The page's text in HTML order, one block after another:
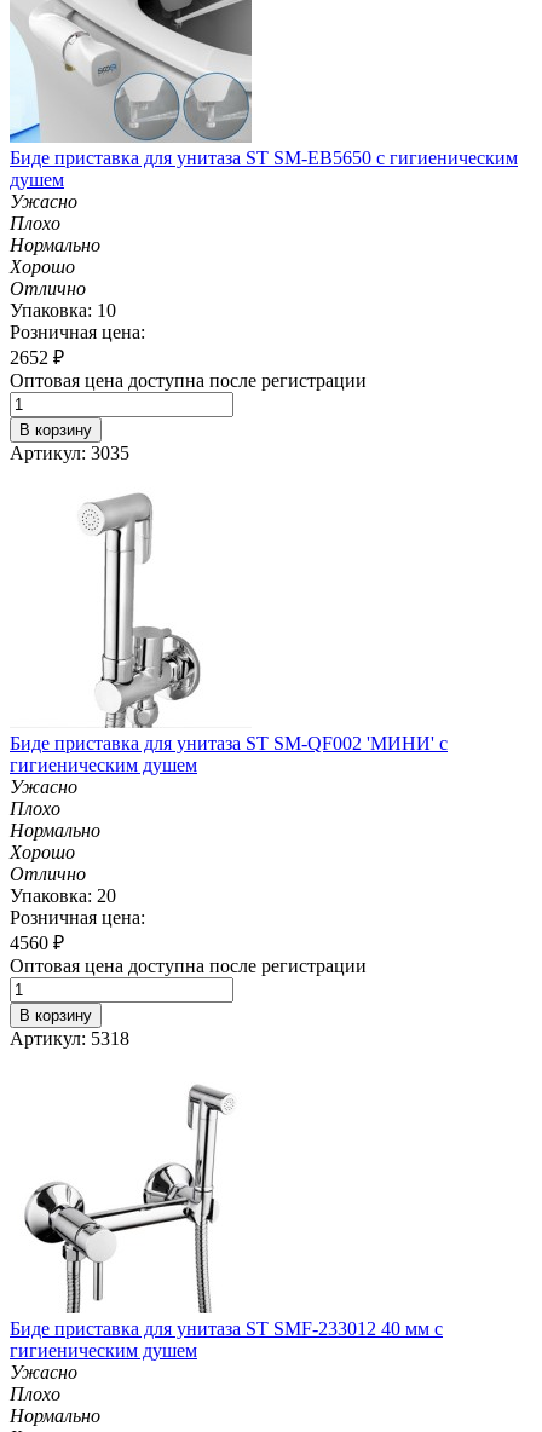
Биде приставка для унитаза ST SM-EB5650 с гигиеническим
душем
Ужасно
Плохо
Нормально
Хорошо
Отлично
Упаковка: 10
Розничная цена:
2652 ₽
Оптовая цена доступна после регистрации
В корзину
Артикул: 3035
Биде приставка для унитаза ST SM-QF002 'МИНИ' с
гигиеническим душем
Ужасно
Плохо
Нормально
Хорошо
Отлично
Упаковка: 20
Розничная цена:
4560 ₽
Оптовая цена доступна после регистрации
В корзину
Артикул: 5318
Биде приставка для унитаза ST SMF-233012 40 мм с
гигиеническим душем
Ужасно
Плохо
Нормально